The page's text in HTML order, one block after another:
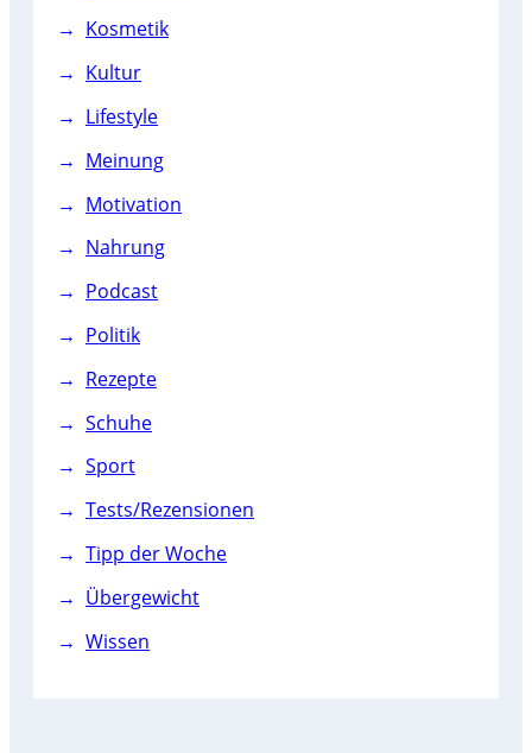
Kosmetik
Kultur
Lifestyle
Meinung
Motivation
Nahrung
Podcast
Politik
Rezepte
Schuhe
Sport
Tests/Rezensionen
Tipp der Woche
Übergewicht
Wissen